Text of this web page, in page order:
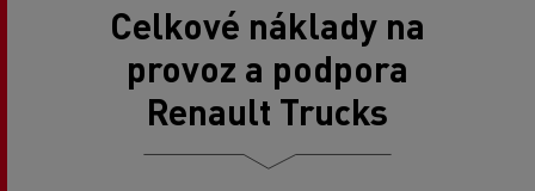
Celkové náklady na
provoz a podpora
Renault Trucks